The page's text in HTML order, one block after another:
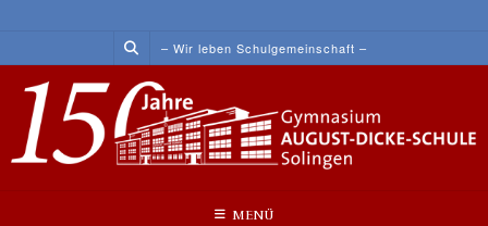
content
– Wir leben Schulgemeinschaft –
MENÜ